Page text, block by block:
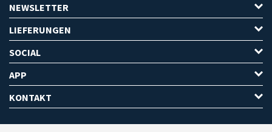
NEWSLETTER
LIEFERUNGEN
SOCIAL
APP
KONTAKT